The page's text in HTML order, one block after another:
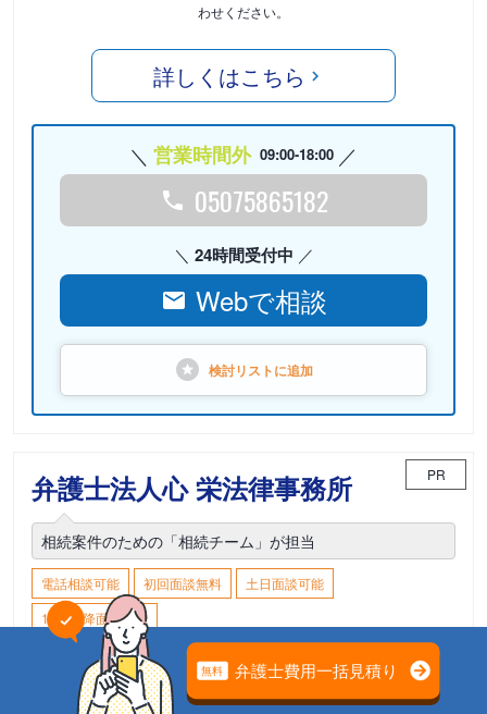
わせください。
詳しくはこちら
営業時間外 09:00-18:00
05075865182
24時間受付中
Webで相談
検討リストに追加
弁護士法人心 栄法律事務所 PR
相続案件のための「相続チーム」が担当
電話相談可能 初回面談無料
土日面談可能
18時以降面談可能
愛知県名古屋市中区栄3-16-1 松坂屋名古屋店
本館7F